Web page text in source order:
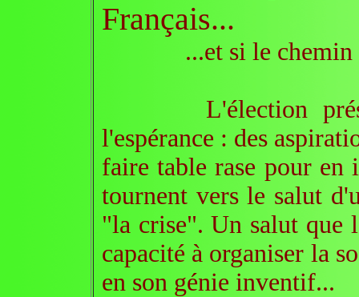
Français...
...et si le chemin
L'élection
l'espérance : des
faire table rase pour en
tournent vers le salut
"la crise". Un salut que
capacité à organiser la
en son génie inventif...